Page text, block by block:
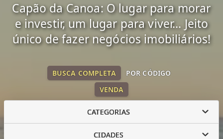
Capão da Canoa: O lugar para morar
e investir, um lugar para viver... Jeito
único de fazer negócios imobiliários!
VENDA
BUSCA COMPLETA POR CÓDIGO
CATEGORIAS
CIDADES